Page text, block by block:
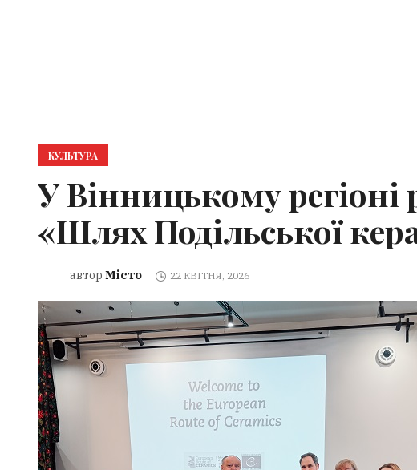
КУЛЬТУРА
У Вінницькому
«Шлях Подільської
автор Місто 22 КВІТНЯ, 2026